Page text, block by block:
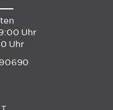
Uhr
Uhr